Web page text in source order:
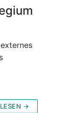
→